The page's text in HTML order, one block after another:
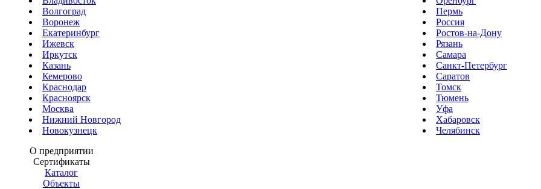
Волгоград
Воронеж
Екатеринбург
Ижевск
Иркутск
Казань
Кемерово
Краснодар
Красноярск
Москва
Нижний Новгород
Новокузнецк
Пермь
Россия
Ростов-на-Дону
Рязань
Самара
Санкт-Петербург
Саратов
Томск
Тюмень
Уфа
Хабаровск
Челябинск
О предприятии
Сертификаты
Каталог
Объекты